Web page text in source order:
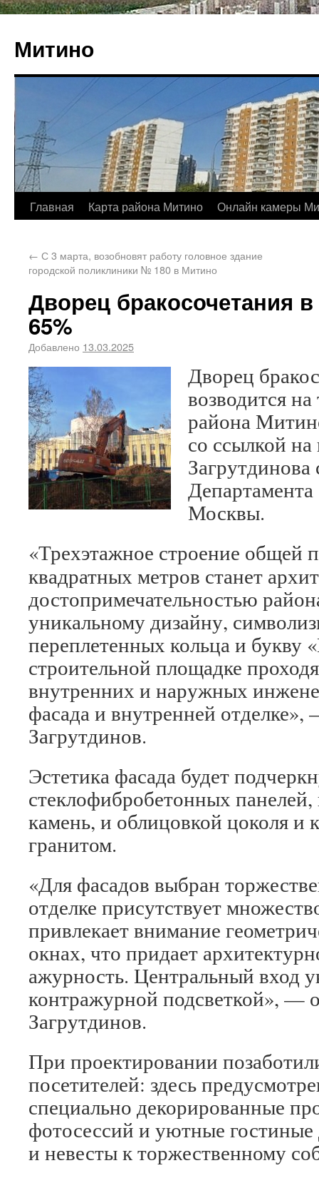
Митино
Главная Карта района Митино Онлайн камеры
← С 3 марта, возобновят работу головное здание
городской поликлиники № 180 в Митино
Дворец бракосочетания
65%
Добавлено 13.03.2025
Дворец
возводится
района
со ссылкой на
Департамента
Москвы.
«Трехэтажное строение общей
квадратных метров станет
достопримечательностью
уникальному дизайну,
переплетенных кольца и букву
строительной площадке
внутренних и наружных
фасада и внутренней отделке»,
Загрутдинов.
Эстетика фасада будет
стеклофибробетонных
камень, и облицовкой цоколя и
гранитом.
«Для фасадов выбран
отделке присутствует
привлекает внимание
окнах, что придает
ажурность. Центральный вход
контражурной подсветкой», —
Загрутдинов.
При проектировании
посетителей: здесь
специально декорированные
фотосессий и уютные
и невесты к торжественному